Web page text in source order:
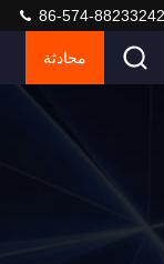
86-574-88233242
محادثة